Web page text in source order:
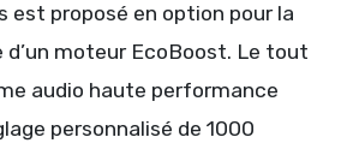
est proposé en option pour la
d’un moteur EcoBoost. Le tout
audio haute performance
personnalisé de 1000